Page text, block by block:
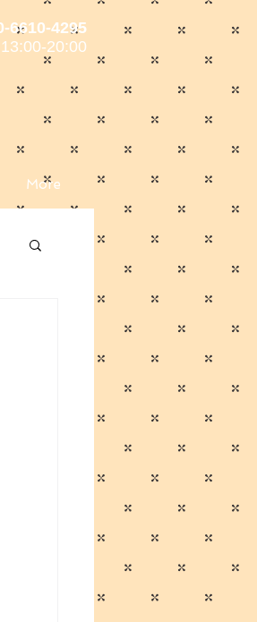
6610-4295
13:00-20:00
More